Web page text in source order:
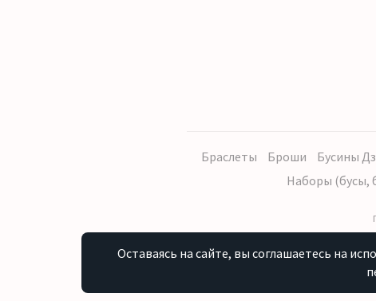
Браслеты Броши Бусины
Наборы (бусы,
Оставаясь на сайте, вы соглашаетесь на